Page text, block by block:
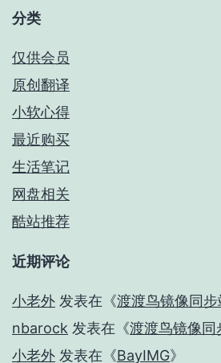
分类
仅供会员
原创翻译
小软心得
最近购买
生活笔记
网盘相关
酷站推荐
近期评论
小老外 发表在《渡渡鸟镜像同步
nbarock 发表在《渡渡鸟镜像同
小老外 发表在《BayIMG》